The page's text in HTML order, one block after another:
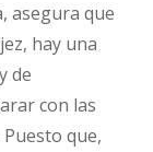
asegura que
hay una
de
con las
que,